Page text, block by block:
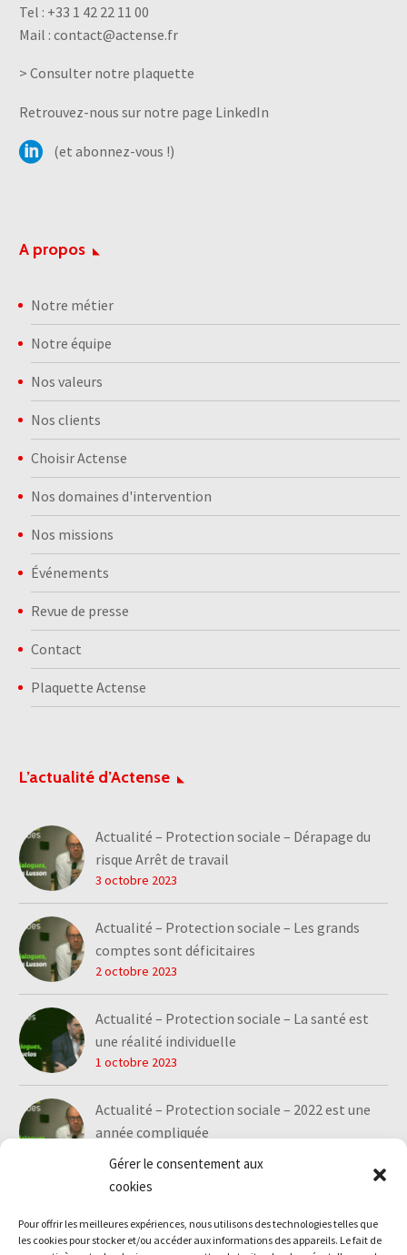
Gérer le consentement aux
cookies
Pour offrir les meilleures expériences, nous utilisons des technologies telles que
les cookies pour stocker et/ou accéder aux informations des appareils. Le fait de
Tel : +33 1 42 22 11 00
Mail : contact@actense.fr
> Consulter notre plaquette
Retrouvez-nous sur notre page LinkedIn
(et abonnez-vous !)
A propos
Notre métier
Notre équipe
Nos valeurs
Nos clients
Choisir Actense
Nos domaines d'intervention
Nos missions
Événements
Revue de presse
Contact
Plaquette Actense
L’actualité d’Actense
Actualité – Protection sociale – Dérapage du
risque Arrêt de travail
3 octobre 2023
Actualité – Protection sociale – Les grands
comptes sont déficitaires
2 octobre 2023
Actualité – Protection sociale – La santé est
une réalité individuelle
1 octobre 2023
Actualité – Protection sociale – 2022 est une
année compliquée
1 octobre 2023